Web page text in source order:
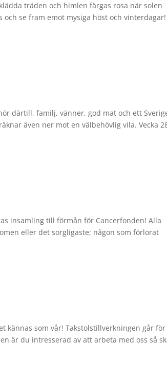
träden och himlen färgas rosa när solen
se fram emot mysiga höst och
därtill, familj, vänner, god mat och ett
även ner mot en välbehövlig vila. Vecka
insamling till förmån för Cancerfonden! Alla
eller det sorgligaste; någon som förlorat
kännas som vår! Takstolstillverkningen går för
är du intresserad av att arbeta med oss så